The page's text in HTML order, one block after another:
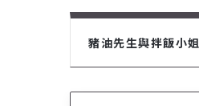
豬油先生與拌飯小姐